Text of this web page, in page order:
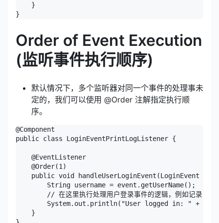
    }
Order of Event Execution
(监听事件执行顺序)
默认情况下，多个监听器对同一个事件的处理事未
定的，我们可以使用 @Order 注解指定执行顺
序。
@Component
public class LoginEventPrintLogListener {
    @EventListener
    @Order(1)
public void handleUserLoginEvent(LoginEvent
        String username = event.getUserName();
// 在这里执行处理用户登录事件的逻辑，例如记录日志
System.out.println("User logged in: " +
    }